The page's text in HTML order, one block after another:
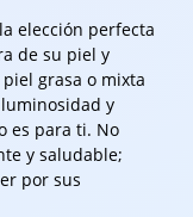
elección perfecta
de su piel y
grasa o mixta
y
es para ti. No
y saludable;
por sus